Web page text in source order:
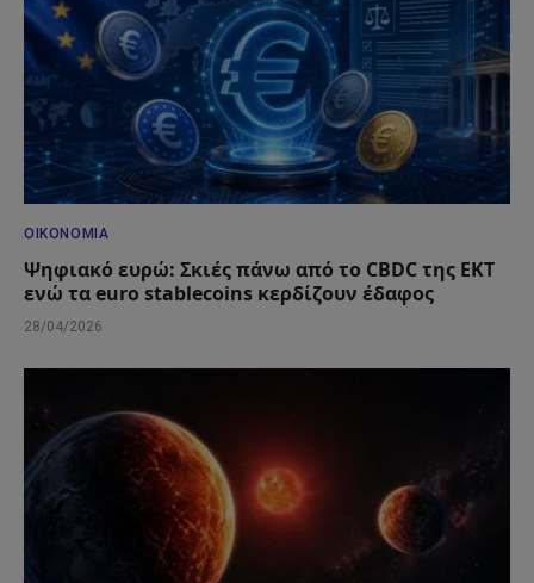
ΟΙΚΟΝΟΜΊΑ
Ψηφιακό ευρώ: Σκιές πάνω από το CBDC της ΕΚΤ
ενώ τα euro stablecoins κερδίζουν έδαφος
28/04/2026